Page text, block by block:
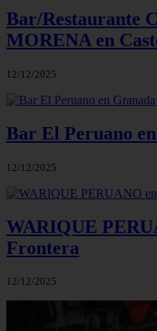
Bar/Restaurante
MORENA en
12/12/2025
Bar El Peruano
12/12/2025
WARIQUE
Frontera
12/12/2025